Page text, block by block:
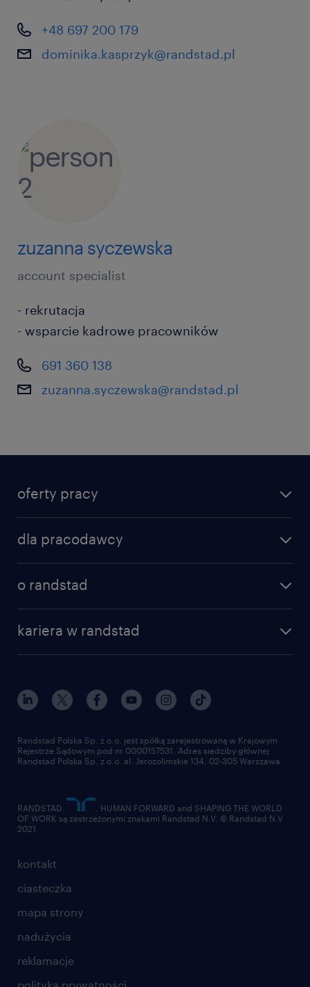
+48 697 200 179
dominika.kasprzyk@randstad.pl
zuzanna syczewska
account specialist
- rekrutacja
- wsparcie kadrowe pracowników
691 360 138
zuzanna.syczewska@randstad.pl
oferty pracy
dla pracodawcy
o randstad
kariera w randstad
kontakt
ciasteczka
mapa strony
nadużycia
reklamacje
Randstad Polska Sp. z o.o. jest spółką zarejestrowaną w Krajowym
Rejestrze Sądowym pod nr 0000157531. Adres siedziby głównej
Randstad Polska Sp. z o.o. al. Jerozolimskie 134, 02-305 Warszawa.
RANDSTAD,
, HUMAN FORWARD and SHAPING THE WORLD
OF WORK są zastrzeżonymi znakami Randstad N.V. © Randstad N.V
2021